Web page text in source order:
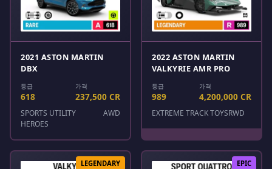
2021 ASTON MARTIN
DBX
등급
618
가격
237,500 CR
SPORTS UTILITY
HEROES
AWD
2022 ASTON MARTIN
VALKYRIE AMR PRO
등급
989
가격
4,200,000 CR
EXTREME TRACK TOYSRWD
LEGENDARY EPIC